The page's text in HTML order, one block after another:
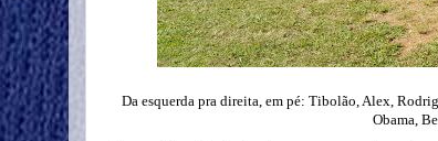
Da esquerda pra direita, em pé: Tibolão, Alex,
Obama,